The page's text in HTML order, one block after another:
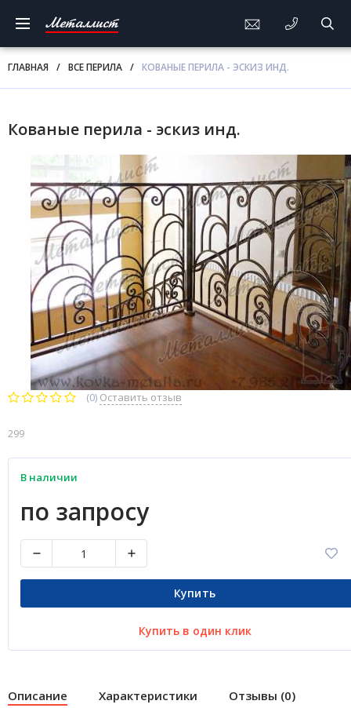
Металлист
ГЛАВНАЯ / ВСЕ ПЕРИЛА / КОВАНЫЕ ПЕРИЛА - ЭСКИЗ ИНД.
Кованые перила - эскиз инд.
(0) Оставить отзыв
299
В наличии
по запросу
Купить
Купить в один клик
Описание Характеристики Отзывы (0)